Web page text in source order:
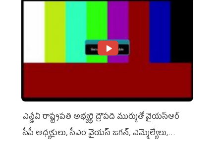
ఎన్డీఏ రాష్ట్ర‌ప‌తి అభ్య‌ర్థి ద్రౌప‌ది ముర్ముతో వైయ‌స్ఆర్
సీపీ అధ్య‌క్షులు, సీఎం వైయ‌స్ జ‌గ‌న్, ఎమ్మెల్యేలు,